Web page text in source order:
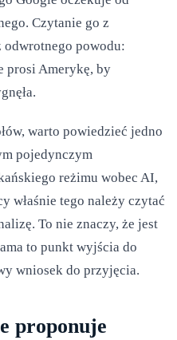
Czytanie go z
odwrotnego powodu:
prosi Amerykę, by
warto powiedzieć jedno
pojedynczym
reżimu wobec AI,
właśnie tego należy czytać
To nie znaczy, że jest
to punkt wyjścia do
wniosek do przyjęcia.
proponuje